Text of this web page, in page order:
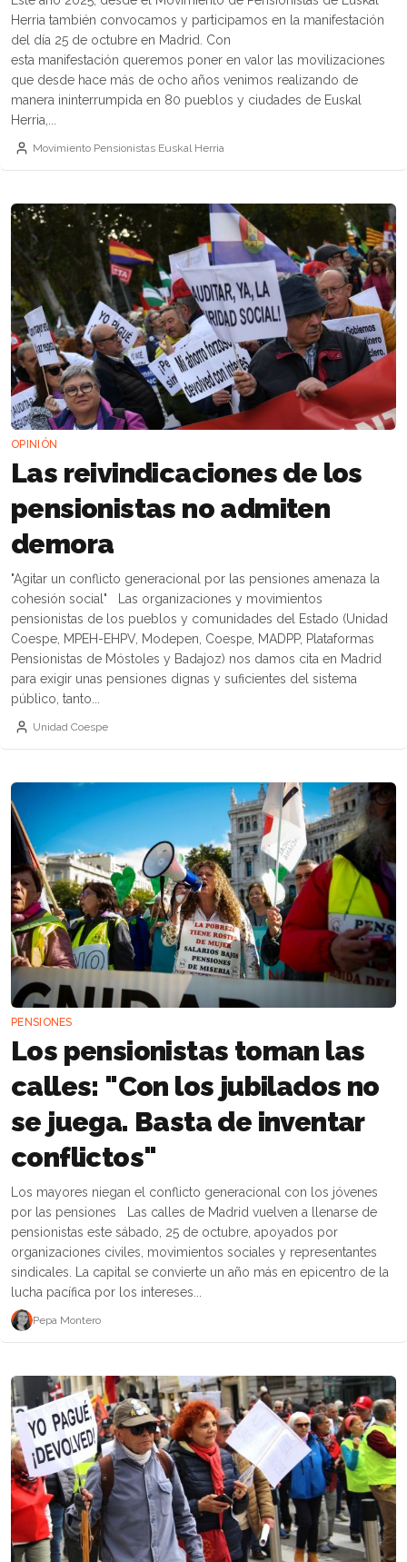
Herria también convocamos y participamos en la manifestación
del día 25 de octubre en Madrid. Con
esta manifestación queremos poner en valor las movilizaciones
que desde hace más de ocho años venimos realizando de
manera ininterrumpida en 80 pueblos y ciudades de Euskal
Herria,...
Movimiento Pensionistas Euskal Herria
OPINIÓN
Las reivindicaciones de los
pensionistas no admiten
demora
"Agitar un conflicto generacional por las pensiones amenaza la
cohesión social" Las organizaciones y movimientos
pensionistas de los pueblos y comunidades del Estado (Unidad
Coespe, MPEH-EHPV, Modepen, Coespe, MADPP, Plataformas
Pensionistas de Móstoles y Badajoz) nos damos cita en Madrid
para exigir unas pensiones dignas y suficientes del sistema
público, tanto...
Unidad Coespe
PENSIONES
Los pensionistas toman las
calles: "Con los jubilados no
se juega. Basta de inventar
conflictos"
Los mayores niegan el conflicto generacional con los jóvenes
por las pensiones Las calles de Madrid vuelven a llenarse de
pensionistas este sábado, 25 de octubre, apoyados por
organizaciones civiles, movimientos sociales y representantes
sindicales. La capital se convierte un año más en epicentro de la
lucha pacífica por los intereses...
Pepa Montero